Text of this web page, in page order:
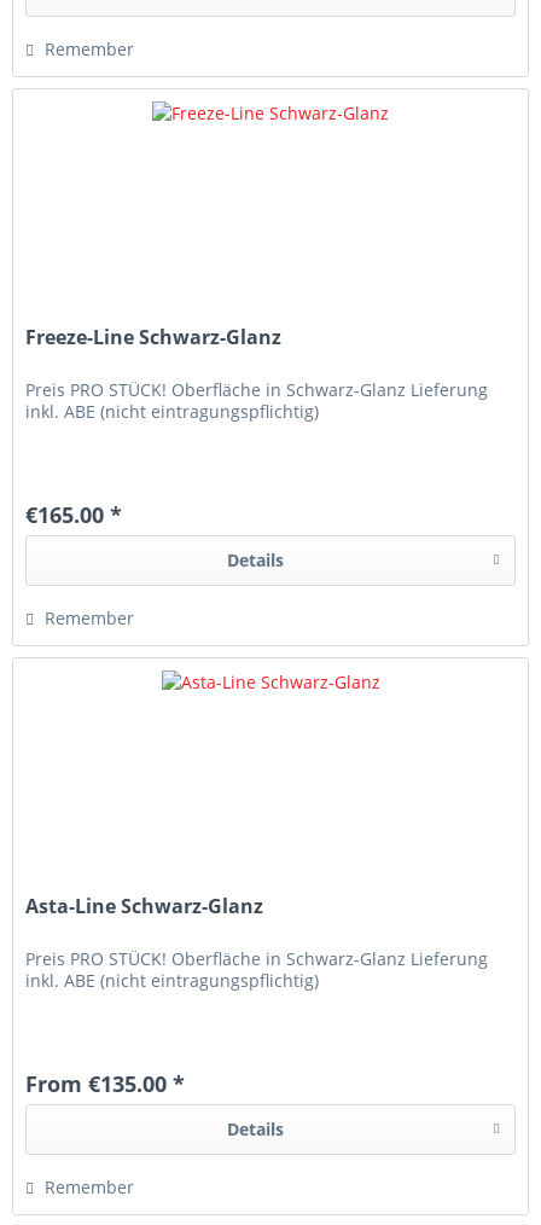
Remember
Freeze-Line Schwarz-Glanz
Preis PRO STÜCK! Oberfläche in Schwarz-Glanz Lieferung
inkl. ABE (nicht eintragungspflichtig)
€165.00 *
Details
Remember
Asta-Line Schwarz-Glanz
Preis PRO STÜCK! Oberfläche in Schwarz-Glanz Lieferung
inkl. ABE (nicht eintragungspflichtig)
From €135.00 *
Details
Remember